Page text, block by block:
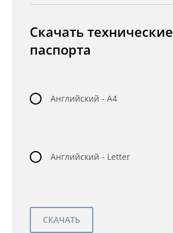
Скачать технические
паспорта
Английский - A4
Английский - Letter